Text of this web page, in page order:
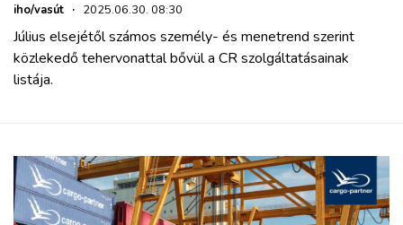
iho/vasút · 2025.06.30. 08:30
Július elsejétől számos személy- és menetrend szerint
közlekedő tehervonattal bővül a CR szolgáltatásainak
listája.